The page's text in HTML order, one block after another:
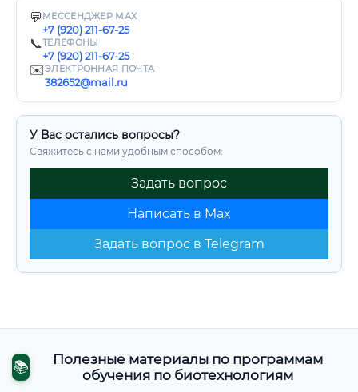
💬 МЕССЕНДЖЕР MAX
+7 (920) 211-67-25
📞ТЕЛЕФОНЫ
+7 (920) 211-67-25
✉️ЭЛЕКТРОННАЯ ПОЧТА
382652@mail.ru
У Вас остались вопросы?
Свяжитесь с нами удобным способом:
Задать вопрос
Написать в Max
Задать вопрос в Telegram
📚
Полезные материалы по программам
обучения по биотехнологиям